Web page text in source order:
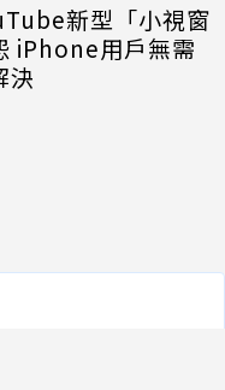
新型「小視窗
iPhone用戶無需
決